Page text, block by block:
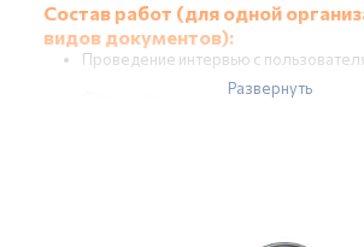
Состав работ (для одной
видов документов):
Проведение интервью с
Определение видов
Развернуть